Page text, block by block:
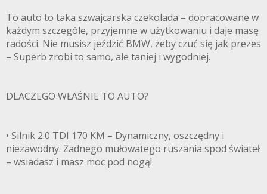
To auto to taka szwajcarska czekolada – dopracowane w
każdym szczególe, przyjemne w użytkowaniu i daje masę
radości. Nie musisz jeździć BMW, żeby czuć się jak prezes
– Superb zrobi to samo, ale taniej i wygodniej.
DLACZEGO WŁAŚNIE TO AUTO?
• Silnik 2.0 TDI 170 KM – Dynamiczny, oszczędny i
niezawodny. Żadnego mułowatego ruszania spod świateł
– wsiadasz i masz moc pod nogą!